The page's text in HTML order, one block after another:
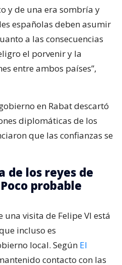
y de una era sombría y
españolas deben asumir
a las consecuencias
el porvenir y la
entre ambos países”,
en Rabat descartó
diplomáticas de los
que las confianzas se
de los reyes de
probable
una visita de Felipe VI está
incluso es
local. Según El
contacto con las